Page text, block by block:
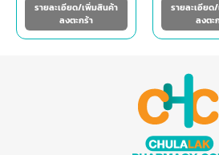
รายละเอียด/เพิ่มสินค้า
ลงตะกร้า
รายละเอีย
ลงตะ